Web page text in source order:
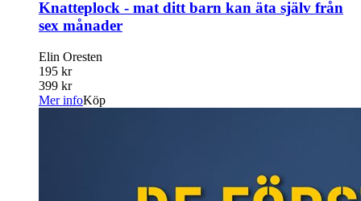
Knatteplock - mat ditt barn kan äta själv från
sex månader
Elin Oresten
195 kr
399 kr
Mer infoKöp